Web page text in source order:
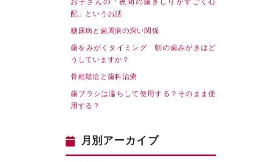
配」というお話
糖尿病と歯周病の深い関係
歯をみがくタイミング 朝の歯みがきはど
うしていますか？
骨粗鬆症と歯科治療
歯ブラシは濡らして使用する？そのまま使
用する？
月別アーカイブ